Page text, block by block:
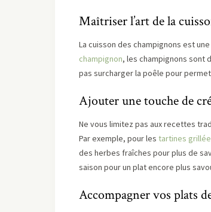
Maîtriser l’art de la
La cuisson des champignons est
champignon, les champignons sont
pas surcharger la poêle pour
Ajouter une touche de
Ne vous limitez pas aux recettes
Par exemple, pour les tartines
des herbes fraîches pour plus de
saison pour un plat encore plus
Accompagner vos plats